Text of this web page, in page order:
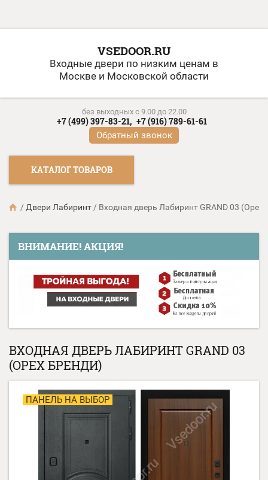
VSEDOOR.RU
Входные двери по низким ценам в
Москве и Московской области
без выходных c 9.00 до 22.00
+7 (499) 397-83-21, +7 (916) 789-61-61
Обратный звонок
КАТАЛОГ ТОВАРОВ
/ Двери Лабиринт / Входная дверь Лабиринт GRAND 03 (Орех
ВНИМАНИЕ! АКЦИЯ!
ВХОДНАЯ ДВЕРЬ ЛАБИРИНТ GRAND 03
(ОРЕХ БРЕНДИ)
ПАНЕЛЬ НА ВЫБОР